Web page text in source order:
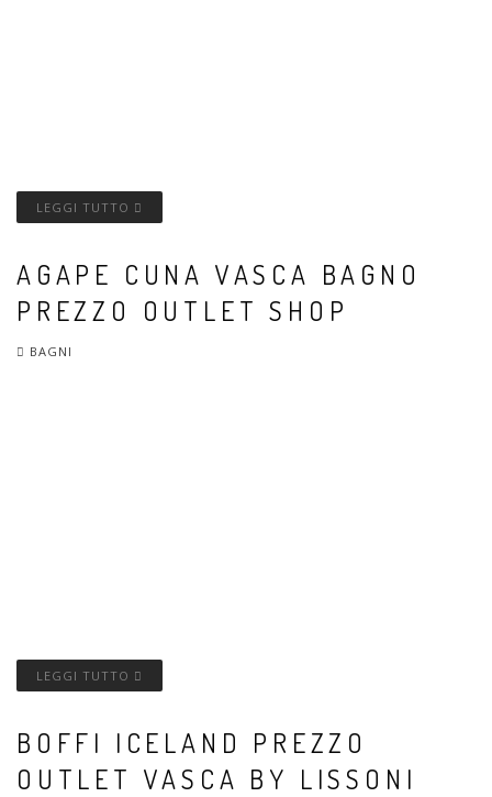
LEGGI TUTTO
AGAPE CUNA VASCA BAGNO
PREZZO OUTLET SHOP
BAGNI
LEGGI TUTTO
BOFFI ICELAND PREZZO
OUTLET VASCA BY LISSONI